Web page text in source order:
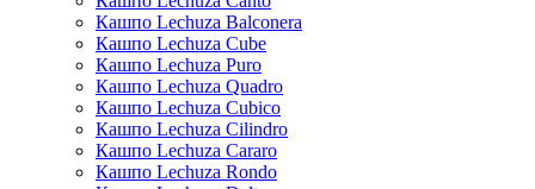
Кашпо Lechuza Balconera
Кашпо Lechuza Cube
Кашпо Lechuza Puro
Кашпо Lechuza Quadro
Кашпо Lechuza Cubico
Кашпо Lechuza Cilindro
Кашпо Lechuza Cararo
Кашпо Lechuza Rondo